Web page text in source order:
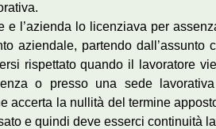
e l’azienda lo licenziava per
aziendale, partendo dall’assunto
rispettato quando il lavoratore
o presso una sede
accerta la nullità del termine
e quindi deve esserci continuità